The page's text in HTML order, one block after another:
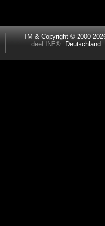
TM & Copyright © 2000-
deeLINE®
Deutschland